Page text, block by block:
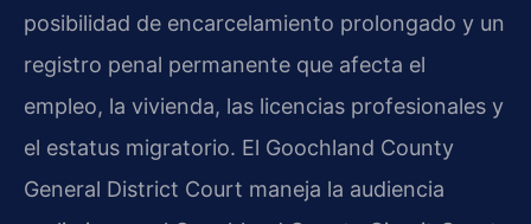
posibilidad de encarcelamiento prolongado y un
registro penal permanente que afecta el
empleo, la vivienda, las licencias profesionales y
el estatus migratorio. El Goochland County
General District Court maneja la audiencia